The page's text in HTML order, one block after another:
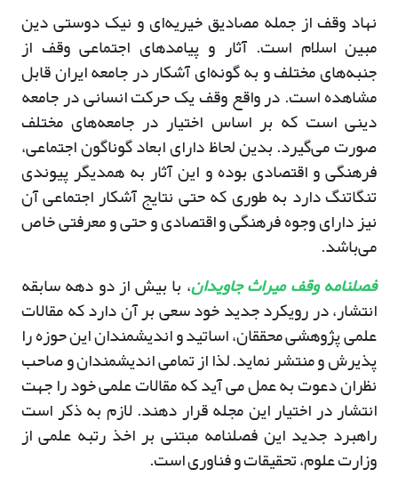
نهاد وقف از جمله مصادیق خیریه‌ای و نیک دوستی دین
مبین اسلام است. آثار و پیامدهای اجتماعی وقف از
جنبه‌های مختلف و به گونه‌ای آشکار در جامعه ایران قابل
مشاهده است. در واقع وقف یک حرکت انسانی در جامعه
دینی است که بر اساس اختیار در جامعه‌های مختلف
صورت می‌گیرد. بدین لحاظ دارای ابعاد گوناگون اجتماعی،
فرهنگی و اقتصادی بوده و این آثار به همدیگر پیوندی
تنگاتنگ دارد به طوری که حتی نتایج آشکار اجتماعی آن
نیز دارای وجوه فرهنگی و اقتصادی و حتی و معرفتی خاص
می‌باشد.
فصلنامه وقف میراث جاویدان، با بیش از دو دهه سابقه
انتشار، در رویکرد جدید خود سعی بر آن دارد که مقالات
علمی پژوهشی محققان، اساتید و اندیشمندان این حوزه را
پذیرش و منتشر نماید. لذا از تمامی اندیشمندان و صاحب
نظران دعوت به عمل می آید که مقالات علمی خود را جهت
انتشار در اختیار این مجله قرار دهند. لازم به ذکر است
راهبرد جدید این فصلنامه مبتنی بر اخذ رتبه علمی از
وزارت علوم، تحقیقات و فناوری است.